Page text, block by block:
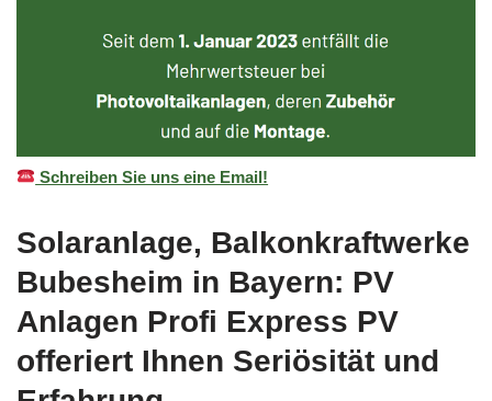
Schreiben Sie uns eine Email!
Solaranlage, Balkonkraftwerke
Bubesheim in Bayern: PV
Anlagen Profi Express PV
offeriert Ihnen Seriösität und